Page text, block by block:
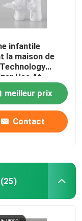
infantile
la maison de
Use At
meilleur prix
Contact
(25)